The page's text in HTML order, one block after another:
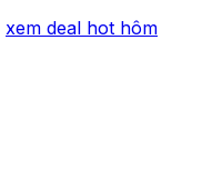
xem deal hot hôm